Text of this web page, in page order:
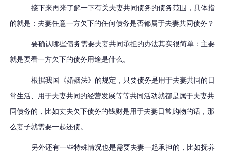
接下来再来了解一下有关夫妻共同债务的债务范围，具体指
的就是：夫妻任意一方欠下的任何债务是否都属于夫妻共同债务？
要确认哪些债务需要夫妻共同承担的办法其实很简单：主要
就是要看一方欠下的债务用途是什么。
根据我国《婚姻法》的规定，只要债务是用于夫妻共同的日
常生活、用于夫妻共同的经营发展等等共同活动就都是属于夫妻共
同债务的，比如丈夫欠下债务的钱财是用于夫妻日常购物的话，那
么妻子就需要一起还债。
另外还有一些特殊情况也是需要夫妻一起承担的，比如抚养